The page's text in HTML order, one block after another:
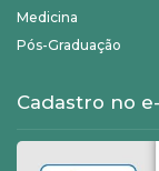
Medicina
Pós-Graduação
Cadastro no